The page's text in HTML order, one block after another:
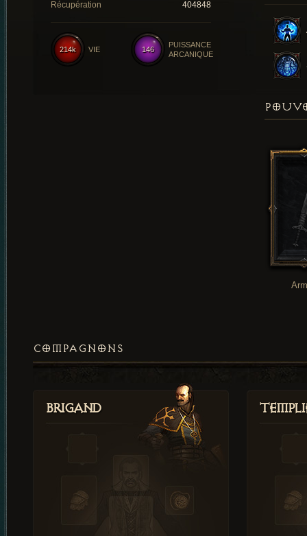
Récupération
404848
146
PUISSANCE
ARCANIQUE
214k VIE
COMPAGNONS
Brigand